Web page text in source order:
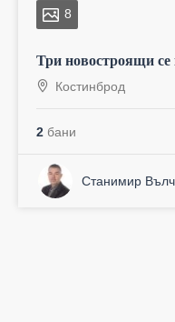
8
Три новостроящи
Костинброд
2 бани
Станимир